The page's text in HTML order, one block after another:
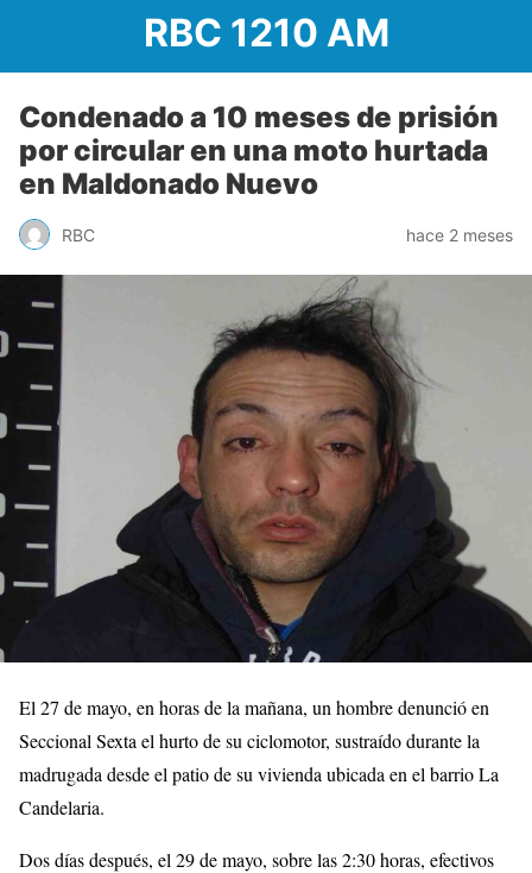
RBC 1210 AM
Condenado a 10 meses de prisión
por circular en una moto hurtada
en Maldonado Nuevo
RBC hace 2 meses
El 27 de mayo, en horas de la mañana, un hombre denunció en
Seccional Sexta el hurto de su ciclomotor, sustraído durante la
madrugada desde el patio de su vivienda ubicada en el barrio La
Candelaria.
Dos días después, el 29 de mayo, sobre las 2:30 horas, efectivos